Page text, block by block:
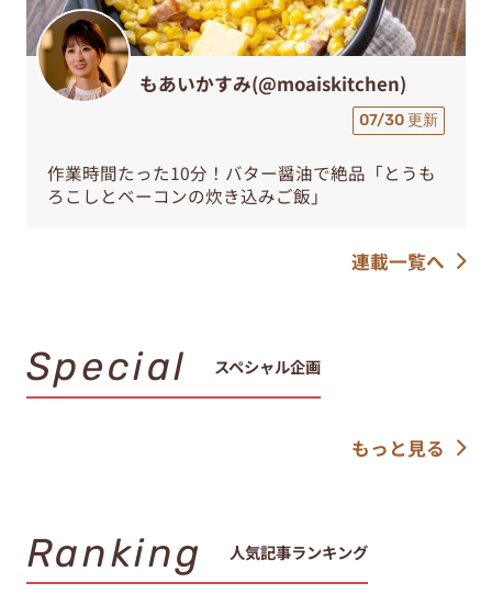
07/30 更新
作業時間たった10分！バター醤油で絶品「とうも
ろこしとベーコンの炊き込みご飯」
連載一覧へ
人気記事ランキング
パックのまま作れる！ヨーグ
ルトのひんやりスイーツ